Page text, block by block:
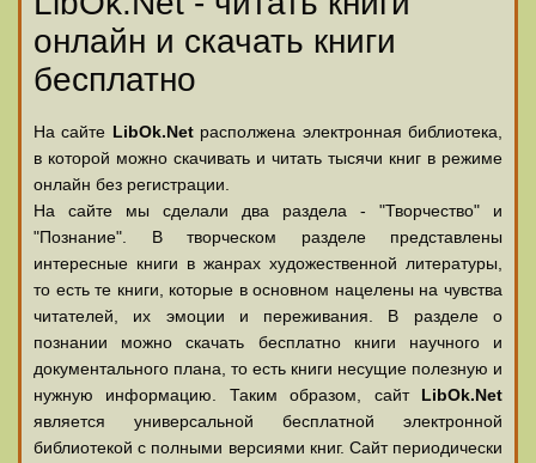
онлайн и скачать книги
бесплатно
На сайте LibOk.Netрасполжена электронная библиотека,
в которой можно скачивать и читать тысячи книг в режиме
онлайн без регистрации.
На сайте мы сделали два раздела - "Творчество" и
"Познание". В творческом разделе представлены
интересные книги в жанрах художественной литературы,
то есть те книги, которые в основном нацелены на чувства
читателей, их эмоции и переживания. В разделе о
познании можно скачать бесплатно книги научного и
документального плана, то есть книги несущие полезную и
нужную информацию. Таким образом, сайт LibOk.Net
является универсальной бесплатной электронной
библиотекой с полными версиями книг. Сайт периодически